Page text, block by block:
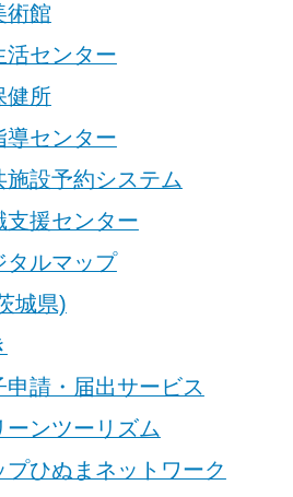
術館
活センター
健所
導センター
施設予約システム
支援センター
タルマップ
城県)
申請・届出サービス
ーンツーリズム
プひぬまネットワーク